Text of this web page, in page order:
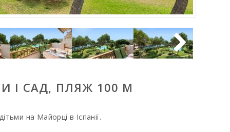
І САД, ПЛЯЖ 100 М
на Майорці в Іспанії.